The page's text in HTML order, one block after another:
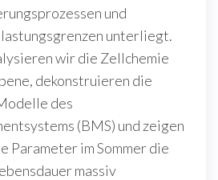
und
unterliegt.
wir die Zellchemie
dekonstruieren die
des
(BMS) und zeigen
Parameter im Sommer die
massiv